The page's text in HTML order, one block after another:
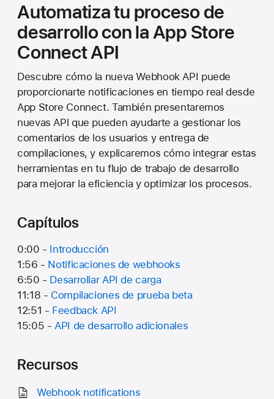
Automatiza tu proceso de
desarrollo con la App Store
Connect API
Descubre cómo la nueva Webhook API puede
proporcionarte notificaciones en tiempo real desde
App Store Connect. También presentaremos
nuevas APl que pueden ayudarte a gestionar los
comentarios de los usuarios y entrega de
compilaciones, y explicaremos cómo integrar estas
herramientas en tu flujo de trabajo de desarrollo
para mejorar la eficiencia y optimizar los procesos.
Capítulos
0:00 - Introducción
1:56 - Notificaciones de webhooks
6:50 - Desarrollar API de carga
11:18 - Compilaciones de prueba beta
12:51 - Feedback API
15:05 -API de desarrollo adicionales
Recursos
Webhook notifications